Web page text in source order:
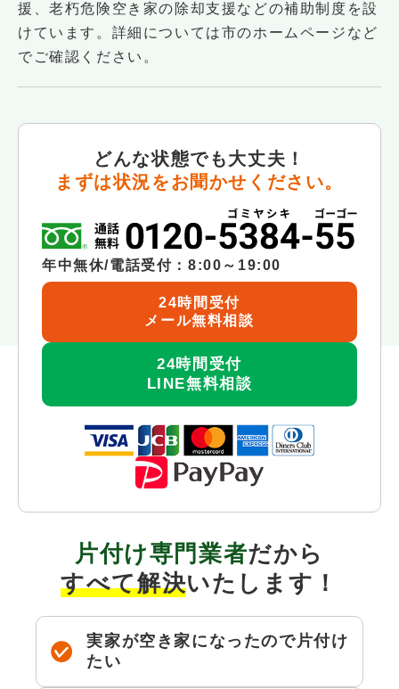
援、老朽危険空き家の除却支援などの補助制度を設
けています。詳細については市のホームページなど
でご確認ください。
どんな状態でも大丈夫！
まずは状況をお聞かせください。
年中無休/電話受付：8:00～19:00
24時間受付
メール無料相談
24時間受付
LINE無料相談
片付け専門業者だから
すべて解決いたします！
実家が空き家になったので片付け
たい